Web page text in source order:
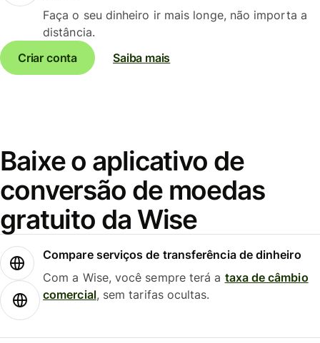
Faça o seu dinheiro ir mais longe, não importa a
distância.
Criar conta
Saiba mais
Baixe o aplicativo de
conversão de moedas
gratuito da Wise
Compare serviços de transferência de dinheiro
Com a Wise, você sempre terá a taxa de câmbio
comercial, sem tarifas ocultas.